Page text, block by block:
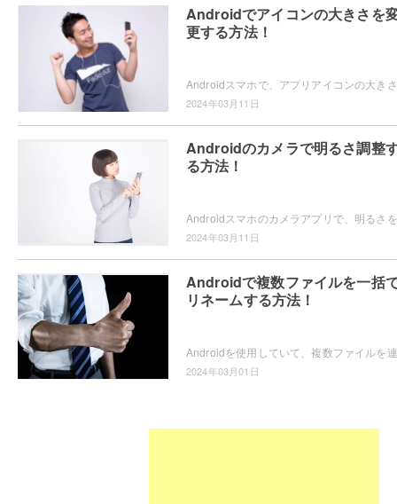
Androidでアイコンの大きさを
更する方法！
2024年03月11日
Androidのカメラで明るさ調整
る方法！
2024年03月11日
Androidで複数ファイルを一括
リネームする方法！
2024年03月01日